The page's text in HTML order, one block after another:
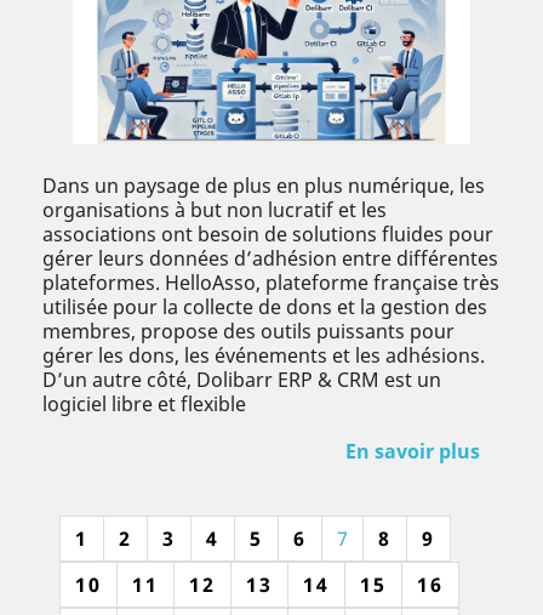
Dans un paysage de plus en plus numérique, les
organisations à but non lucratif et les
associations ont besoin de solutions fluides pour
gérer leurs données d’adhésion entre différentes
plateformes. HelloAsso, plateforme française très
utilisée pour la collecte de dons et la gestion des
membres, propose des outils puissants pour
gérer les dons, les événements et les adhésions.
D’un autre côté, Dolibarr ERP & CRM est un
logiciel libre et flexible
En savoir plus
1 2 3 4 5 6 7 8
9
10
11 12 13 14 15
16